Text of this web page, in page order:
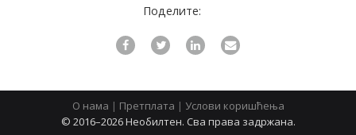
Поделите:
О нама | Претплата | Услови коришћења
© 2016–2026 Необилтен. Сва права задржана.